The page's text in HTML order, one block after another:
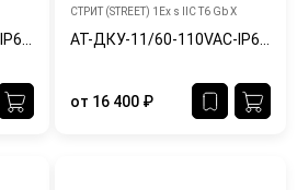
АТ-ДКУ-11/60-110VAC-IP65/67-Ex
СТРИТ (STREET) 1Ex s IIC T6 Gb X
АТ-ДКУ-11/60-110VAC-IP65/67-Ex-Ш
от 16 400 ₽